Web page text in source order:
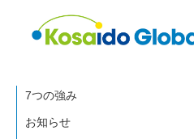
7つの強み
お知らせ